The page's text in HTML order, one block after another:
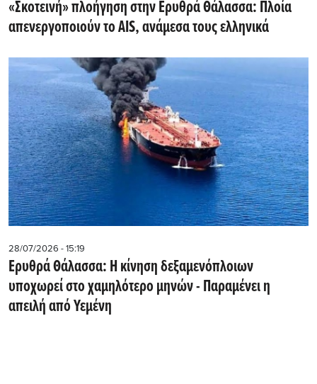
«Σκοτεινή» πλοήγηση στην Ερυθρά Θάλασσα: Πλοία
απενεργοποιούν το AIS, ανάμεσα τους ελληνικά
28/07/2026 - 15:19
Ερυθρά Θάλασσα: Η κίνηση δεξαμενόπλοιων
υποχωρεί στο χαμηλότερο μηνών - Παραμένει η
απειλή από Υεμένη